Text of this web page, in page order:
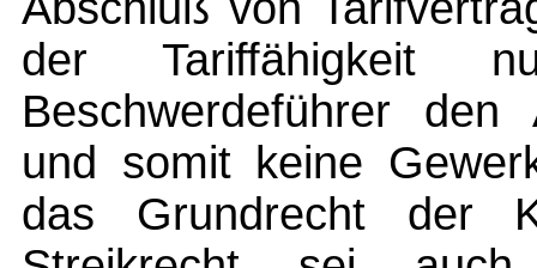
der Tariffähigkeit
Beschwerdeführer
und somit keine
das Grundrecht der